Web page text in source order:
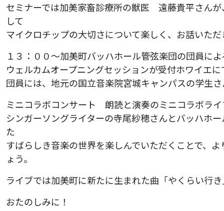
セミナーでは加美家畜診療所の獣医 遠藤貴平さん
して
マイクロチップの大切さについて楽しく、お話いただ
１３：００～加美町バッハホール管弦楽団の団員によ
ウェルカムオープニングセッションが受付ホワイエ
団員には、地元の国立音楽院宮城キャンパスの学生
ミニコラボコンサート 朗読と演奏のミニコラボラ
シンガーソングライターの寺尾紗穂さんとバッハホ
た
すばらしき音楽の世界を楽しんでいただくことで、
ょう。
ライブでは加美町に新たに生まれた曲「やくらい行
おたのしみに！